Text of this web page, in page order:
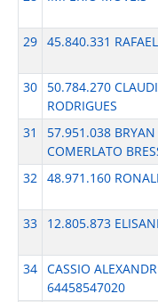
29 45.840.331
30
50.784.270
RODRIGUES
31
57.951.038 BRYAN
COMERLATO
32 48.971.160
33
12.805.873
34 CASSIO
64458547020